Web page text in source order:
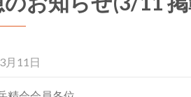
月11日